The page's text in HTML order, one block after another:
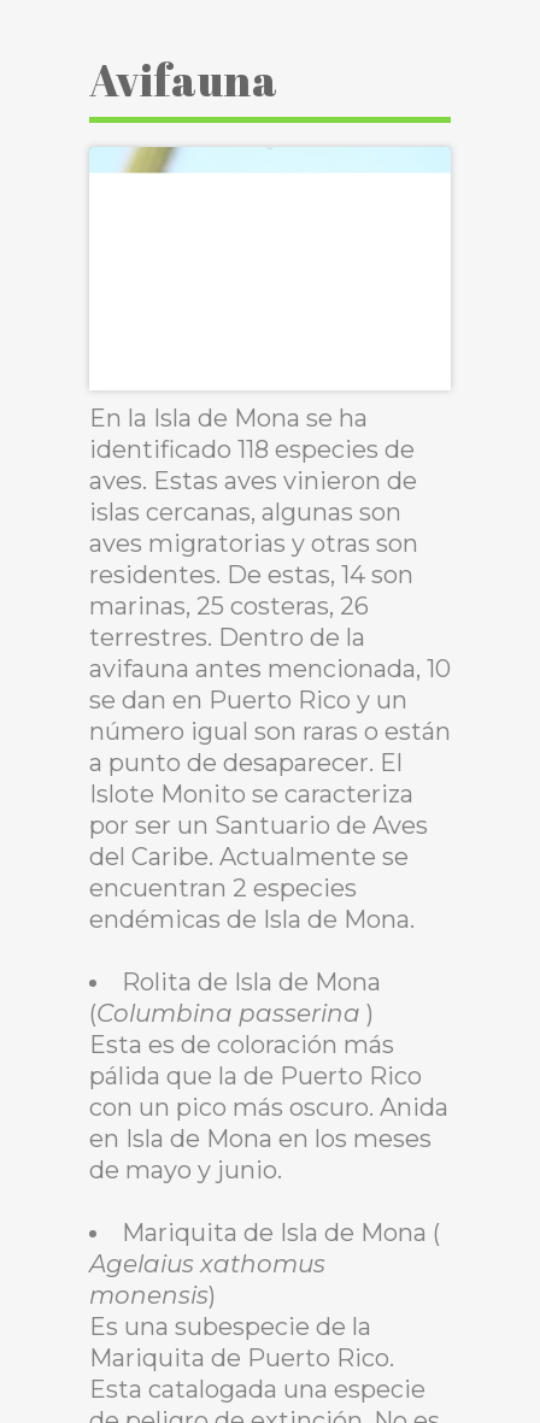
Avifauna
En la Isla de Mona se ha
identificado 118 especies de
aves. Estas aves vinieron de
islas cercanas, algunas son
aves migratorias y otras son
residentes. De estas, 14 son
marinas, 25 costeras, 26
terrestres. Dentro de la
avifauna antes mencionada, 10
se dan en Puerto Rico y un
número igual son raras o están
a punto de desaparecer. El
Islote Monito se caracteriza
por ser un Santuario de Aves
del Caribe. Actualmente se
encuentran 2 especies
endémicas de Isla de Mona.
Rolita de Isla de Mona
(Columbina passerina )
Esta es de coloración más
pálida que la de Puerto Rico
con un pico más oscuro. Anida
en Isla de Mona en los meses
de mayo y junio.
Mariquita de Isla de Mona (
Agelaius xathomus
monensis)
Es una subespecie de la
Mariquita de Puerto Rico.
Esta catalogada una especie